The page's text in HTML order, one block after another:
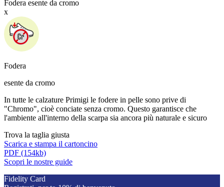
Fodera esente da cromo
x
Fodera
esente da cromo
In tutte le calzature Primigi le fodere in pelle sono prive di
"Chromo", cioè conciate senza cromo. Questo garantisce che
l'ambiente all'interno della scarpa sia ancora più naturale e sicuro
Trova la taglia giusta
Scarica e stampa il cartoncino
PDF (154kb)
Scopri le nostre guide
Fidelity Card